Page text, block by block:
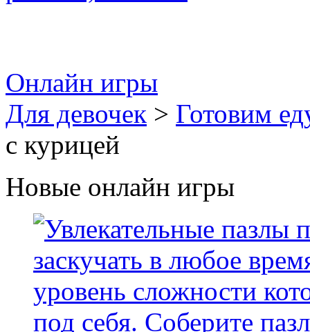
Онлайн игры
Для девочек > Готовим
с курицей
Новые онлайн игры